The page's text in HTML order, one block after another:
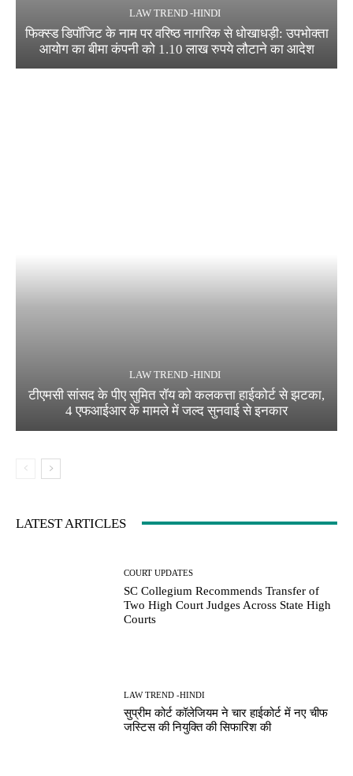
LAW TREND -HINDI
फिक्स्ड डिपॉजिट के नाम पर वरिष्ठ नागरिक से धोखाधड़ी: उपभोक्ता
आयोग का बीमा कंपनी को 1.10 लाख रुपये लौटाने का आदेश
LAW TREND -HINDI
टीएमसी सांसद के पीए सुमित रॉय को कलकत्ता हाईकोर्ट से झटका,
4 एफआईआर के मामले में जल्द सुनवाई से इनकार
LATEST ARTICLES
COURT UPDATES
SC Collegium Recommends Transfer of
Two High Court Judges Across State High
Courts
LAW TREND -HINDI
सुप्रीम कोर्ट कॉलेजियम ने चार हाईकोर्ट में नए चीफ
जस्टिस की नियुक्ति की सिफारिश की